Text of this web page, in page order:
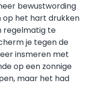
bewustwording
op het hart drukken
regelmatig te
je tegen de
insmeren met
op een zonnige
maar het had